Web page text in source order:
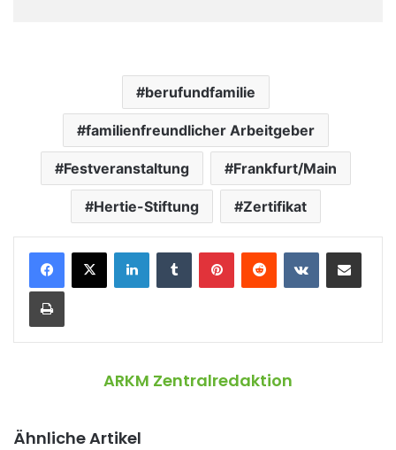
berufundfamilie
familienfreundlicher Arbeitgeber
Festveranstaltung Frankfurt/Main
Hertie-Stiftung Zertifikat
ARKM Zentralredaktion
Ähnliche Artikel